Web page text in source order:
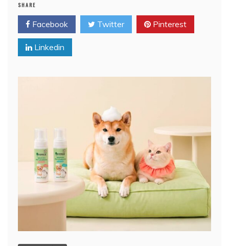
SHARE
Facebook Twitter Pinterest
Linkedin